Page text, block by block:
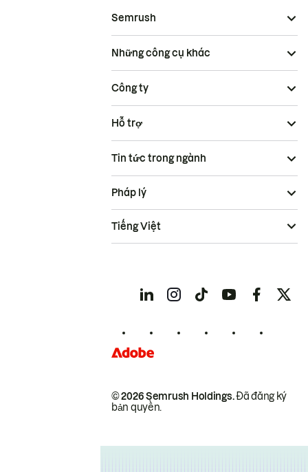
Semrush
Những công cụ khác
Công ty
Hỗ trợ
Tin tức trong ngành
© 2026 Semrush Holdings.Đã đăng ký
bản quyền.
Pháp lý
Tiếng Việt